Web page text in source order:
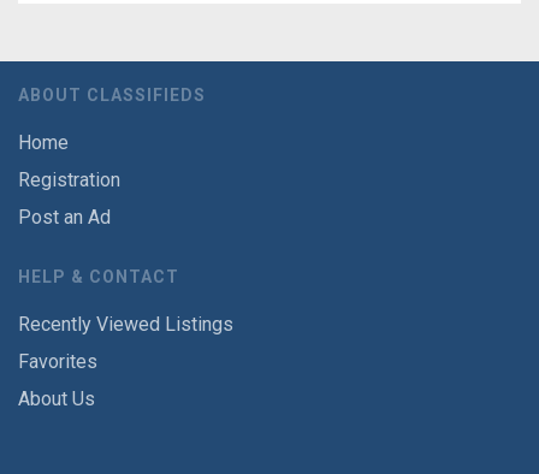
ABOUT CLASSIFIEDS
Home
Registration
Post an Ad
HELP & CONTACT
Recently Viewed Listings
Favorites
About Us